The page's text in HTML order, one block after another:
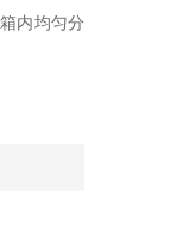
内均匀分